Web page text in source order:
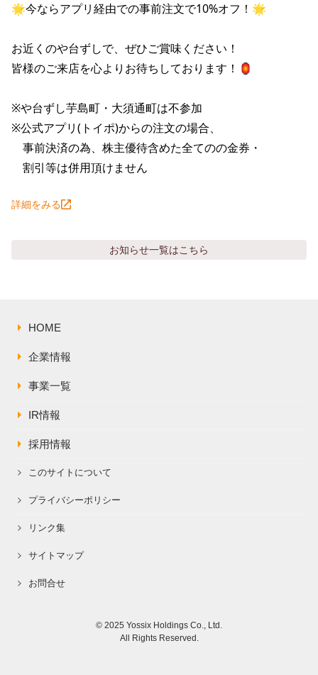
株主通信
株主総会関連資料
その他IR資料
電子公告
FAQ
🌟今ならアプリ経由での事前注文で10%オフ！🌟
お近くのや台ずしで、ぜひご賞味ください！
皆様のご来店を心よりお待ちしております！🏮
※や台ずし芋島町・大須通町は不参加
※公式アプリ(トイポ)からの注文の場合、
事前決済の為、株主優待含めた全てのの金券・
割引等は併用頂けません
詳細をみる
お知らせ一覧はこちら
HOME
企業情報
事業一覧
IR情報
採用情報
このサイトについて
プライバシーポリシー
リンク集
サイトマップ
お問合せ
© 2025 Yossix Holdings Co., Ltd.
All Rights Reserved.